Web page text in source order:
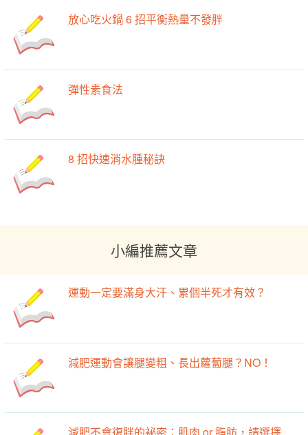
放心吃火鍋 6 招平衡熱量不發胖
彈性素食法
8 招快速消水腫秘訣
小編推薦文章
運動一定要滿身大汗、累個半死才有效？
減肥運動會讓腿變粗、長出蘿蔔腿？NO！